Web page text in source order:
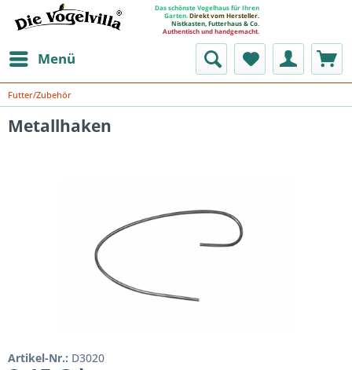
Das schönste Vogelhaus für Ihren
Garten. Direkt vom Hersteller.
Nistkasten, Futterhaus & Co.
Authentisch und handgemacht.
Menü
Futter/Zubehör
Metallhaken
Artikel-Nr.: D3020